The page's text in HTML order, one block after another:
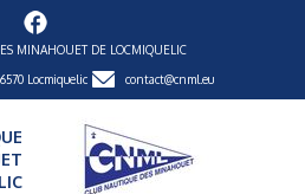
MINAHOUET DE LOCMIQUELIC
Locmiquelic contact@cnml.eu